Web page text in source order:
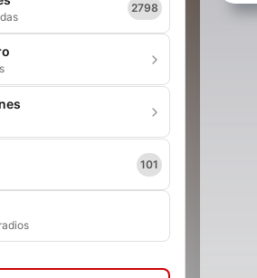
2798
101